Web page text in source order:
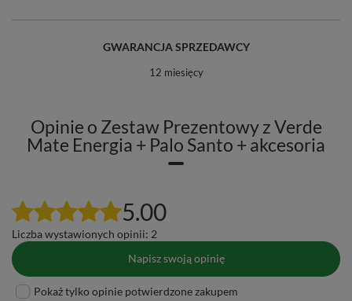
GWARANCJA SPRZEDAWCY
12 miesięcy
Opinie o Zestaw Prezentowy z Verde
Mate Energia + Palo Santo + akcesoria
5.00
Liczba wystawionych opinii: 2
Napisz swoją opinię
Pokaż tylko opinie potwierdzone zakupem